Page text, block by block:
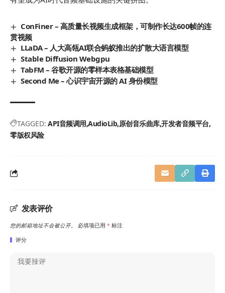
ConFiner – 高质量长视频生成框架，可制作长达600帧的连
贯视频
LLaDA – 人大高瓴AI联合蚂蚁推出的扩散大语言模型
Stable Diffusion Webgpu
TabFM – 谷歌开源的零样本表格基础模型
Second Me – 心识宇宙开源的 AI 身份模型
TAGGED: API音频调用 AudioLib 原创音乐曲库开发者音频平台
零版权风险
发表评价
您的邮箱地址不会被公开。 必填项已用 * 标注
评分